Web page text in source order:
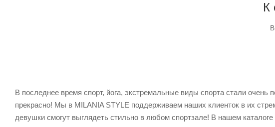
К
В последнее время спорт, йога, экстремальные виды спорта стали
прекрасно! Мы в MILANIA STYLE поддерживаем наших клиенток в их
девушки смогут выглядеть стильно в любом спортзале! В нашем